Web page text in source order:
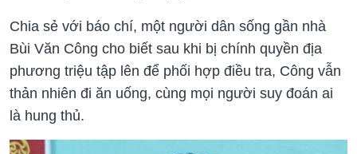
Chia sẻ với báo chí, một người dân sống gần nhà
Bùi Văn Công cho biết sau khi bị chính quyền địa
phương triệu tập lên để phối hợp điều tra, Công vẫn
thản nhiên đi ăn uống, cùng mọi người suy đoán ai
là hung thủ.